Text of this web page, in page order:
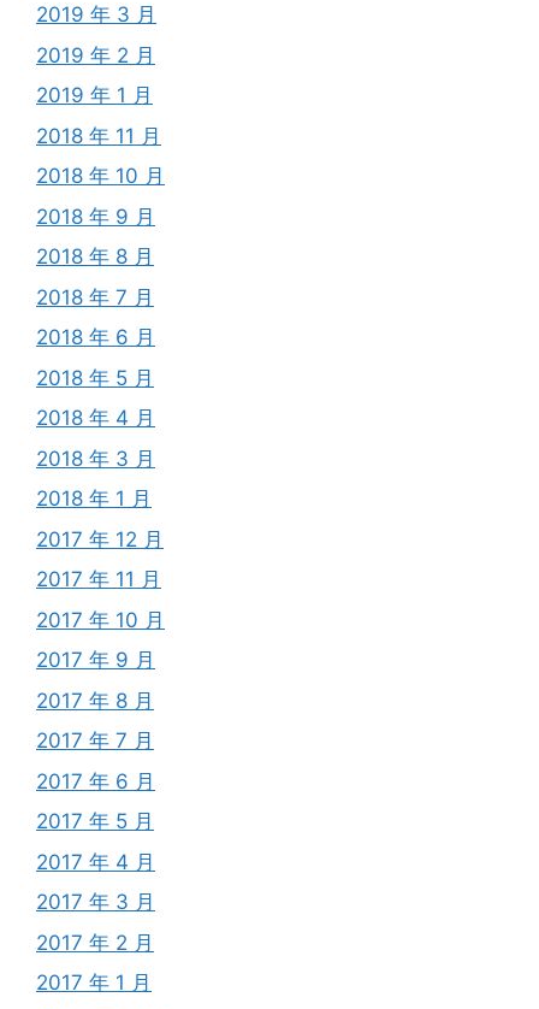
2019 年 3 月
2019 年 2 月
2019 年 1 月
2018 年 11 月
2018 年 10 月
2018 年 9 月
2018 年 8 月
2018 年 7 月
2018 年 6 月
2018 年 5 月
2018 年 4 月
2018 年 3 月
2018 年 1 月
2017 年 12 月
2017 年 11 月
2017 年 10 月
2017 年 9 月
2017 年 8 月
2017 年 7 月
2017 年 6 月
2017 年 5 月
2017 年 4 月
2017 年 3 月
2017 年 2 月
2017 年 1 月